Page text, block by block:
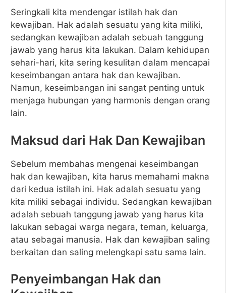
Seringkali kita mendengar istilah hak dan
kewajiban. Hak adalah sesuatu yang kita miliki,
sedangkan kewajiban adalah sebuah tanggung
jawab yang harus kita lakukan. Dalam kehidupan
sehari-hari, kita sering kesulitan dalam mencapai
keseimbangan antara hak dan kewajiban.
Namun, keseimbangan ini sangat penting untuk
menjaga hubungan yang harmonis dengan orang
lain.
Maksud dari Hak Dan Kewajiban
Sebelum membahas mengenai keseimbangan
hak dan kewajiban, kita harus memahami makna
dari kedua istilah ini. Hak adalah sesuatu yang
kita miliki sebagai individu. Sedangkan kewajiban
adalah sebuah tanggung jawab yang harus kita
lakukan sebagai warga negara, teman, keluarga,
atau sebagai manusia. Hak dan kewajiban saling
berkaitan dan saling melengkapi satu sama lain.
Penyeimbangan Hak dan